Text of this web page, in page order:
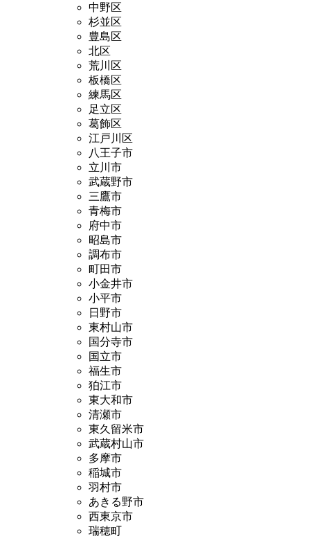
中野区
杉並区
豊島区
北区
荒川区
板橋区
練馬区
足立区
葛飾区
江戸川区
八王子市
立川市
武蔵野市
三鷹市
青梅市
府中市
昭島市
調布市
町田市
小金井市
小平市
日野市
東村山市
国分寺市
国立市
福生市
狛江市
東大和市
清瀬市
東久留米市
武蔵村山市
多摩市
稲城市
羽村市
あきる野市
西東京市
瑞穂町